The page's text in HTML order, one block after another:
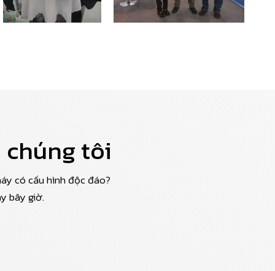
tôi
có cấu hình độc đáo?
bây giờ.